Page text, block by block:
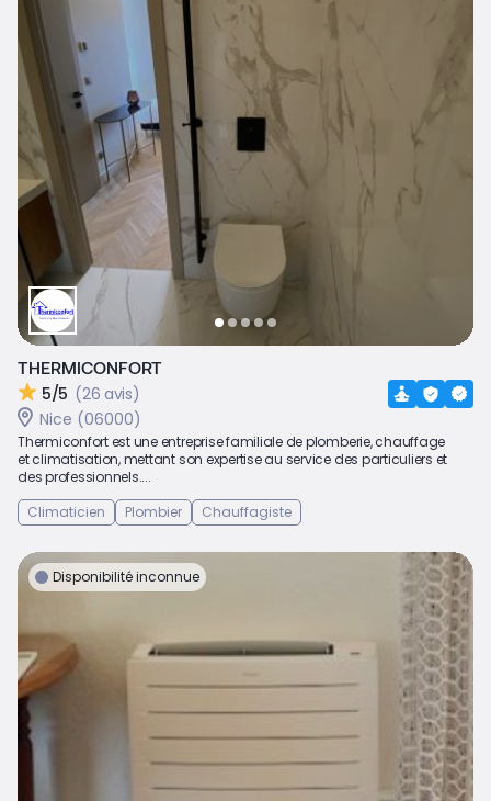
THERMICONFORT
5/5 (26 avis)
Nice (06000)
Thermiconfort est une entreprise familiale de plomberie, chauffage
et climatisation, mettant son expertise au service des particuliers et
des professionnels....
Climaticien
Plombier Chauffagiste
Disponibilité inconnue